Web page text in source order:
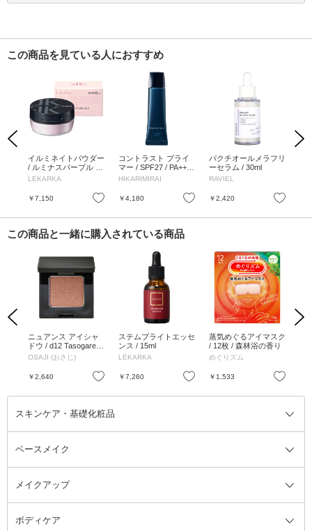
この商品を見ている人におすすめ
Previous
お気に入り
イルミネイトパウダー
/ ルミナスパープル / 1
0g
LEKARKA
￥7,150 お気に入り
コントラスト プライ
マー / SPF27 / PA++ /
30g
HIKARIMIRAI
￥4,180 お気に入り
バクチオールメラフリ
ーセラム / 30ml
RAVIEL
￥2,420
Next
この商品と一緒に購入されている商品
Previous
お気に入り
ニュアンス アイシャ
ドウ / d12 Tasogare
〈黄昏〉 / 2g
OSAJI (おさじ)
￥2,640 お気に入り
ステムブライトエッセ
ンス / 15ml
LEKARKA
￥7,260 お気に入り
蒸気めぐるアイマスク
/ 12枚 / 森林浴の香り
めぐりズム
￥1,533
Next
スキンケア・基礎化粧品
スキンケア・基礎化粧品全て
洗顔料
美容液
ベースメイク
ベースメイク全て
BBクリーム
メイクアップ
メイクアップ全て
ボディケア